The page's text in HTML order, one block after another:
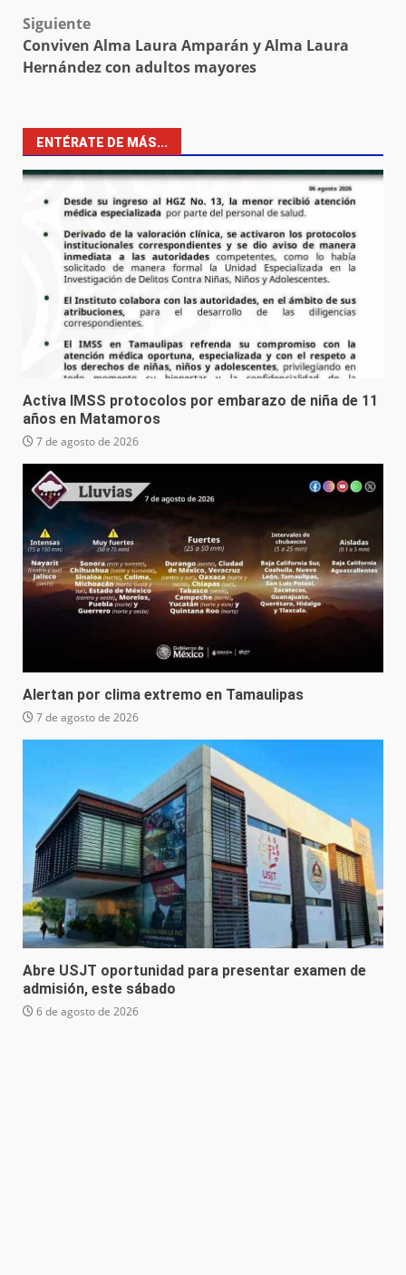
Siguiente
Conviven Alma Laura Amparán y Alma Laura
Hernández con adultos mayores
ENTÉRATE DE MÁS...
Activa IMSS protocolos por embarazo de niña de 11
años en Matamoros
7 de agosto de 2026
Alertan por clima extremo en Tamaulipas
7 de agosto de 2026
Abre USJT oportunidad para presentar examen de
admisión, este sábado
6 de agosto de 2026